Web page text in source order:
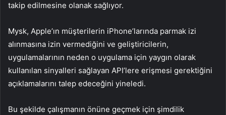
takip edilmesine olanak sağlıyor.
Mysk, Apple’ın müşterilerin iPhone’larında parmak izi
alınmasına izin vermediğini ve geliştiricilerin,
uygulamalarının neden o uygulama için yaygın olarak
kullanılan sinyalleri sağlayan API’lere erişmesi gerektiğini
açıklamalarını talep edeceğini yineledi.
Bu şekilde çalışmanın önüne geçmek için şimdilik